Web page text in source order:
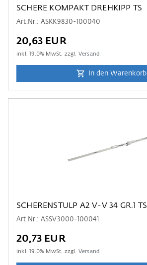
SCHERE KOMPAKT DREHKIPP TS
Art.Nr.: ASKK9830-100040
20,63 EUR
inkl.19.0% MwSt. zzgl. Versand
In den Warenkorb
SCHERENSTULP A2 V-V 34 GR.1 TS
Art.Nr.: ASSV3000-100041
20,73 EUR
inkl.19.0% MwSt. zzgl. Versand